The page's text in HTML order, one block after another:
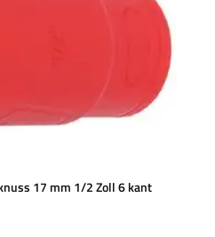
17 mm 1/2 Zoll 6 kant